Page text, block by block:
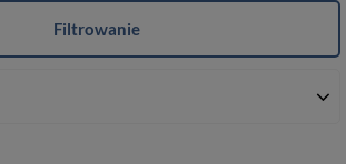
Filtrowanie